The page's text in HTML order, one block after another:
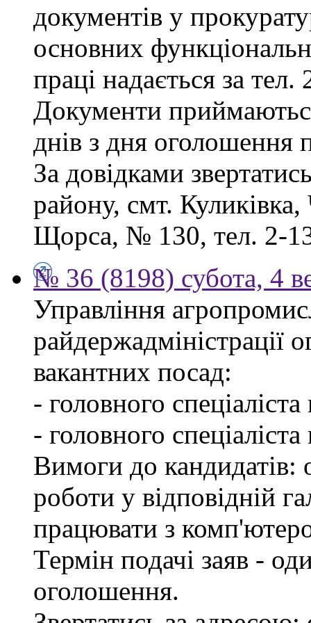
документів у
основних
праці надається за
Документи
днів з дня оголошення
За довідками
району, смт. Куликівка,
Щорса, № 130, тел. 2-
№ 36 (8198) субота, 4
Управління
райдержадміністрації
вакантних посад:
- головного
- головного
Вимоги до кандидатів:
роботи у відповідній
працювати з
Термін подачі заяв -
оголошення.